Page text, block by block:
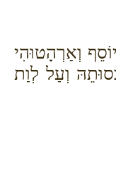
וְאַרְהָטוּהִי
וְעַל לְוַת